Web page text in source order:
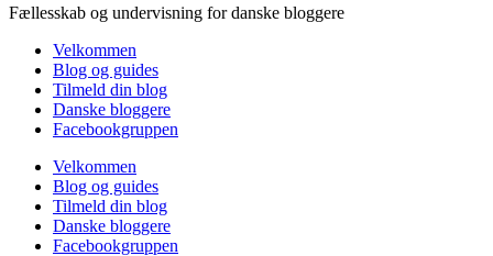
Fællesskab og undervisning for danske bloggere
Velkommen
Blog og guides
Tilmeld din blog
Danske bloggere
Facebookgruppen
Velkommen
Blog og guides
Tilmeld din blog
Danske bloggere
Facebookgruppen